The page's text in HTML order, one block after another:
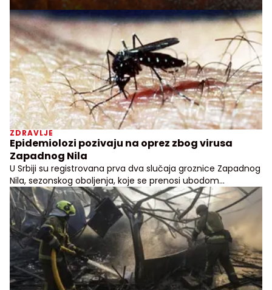
ZDRAVLJE
Epidemiolozi pozivaju na oprez zbog virusa
Zapadnog Nila
U Srbiji su registrovana prva dva slučaja groznice Zapadnog
Nila, sezonskog oboljenja, koje se prenosi ubodom
zaraženog komarca